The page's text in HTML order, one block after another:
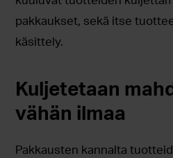
pakkaukset, sekä itse
käsittely.
Kuljetetaan
vähän ilmaa
Pakkausten kannalta